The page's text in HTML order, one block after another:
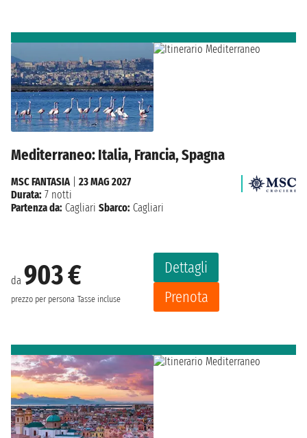
Mediterraneo: Italia, Francia, Spagna
da 903 €
prezzo per persona Tasse incluse
Dettagli
Prenota
MSC FANTASIA| 23 MAG 2027
Durata: 7 notti
Partenza da: Cagliari Sbarco: Cagliari